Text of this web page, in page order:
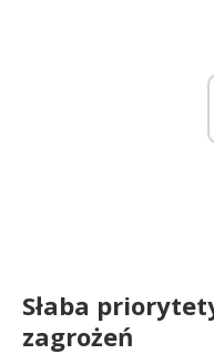
Słaba
zagrożeń